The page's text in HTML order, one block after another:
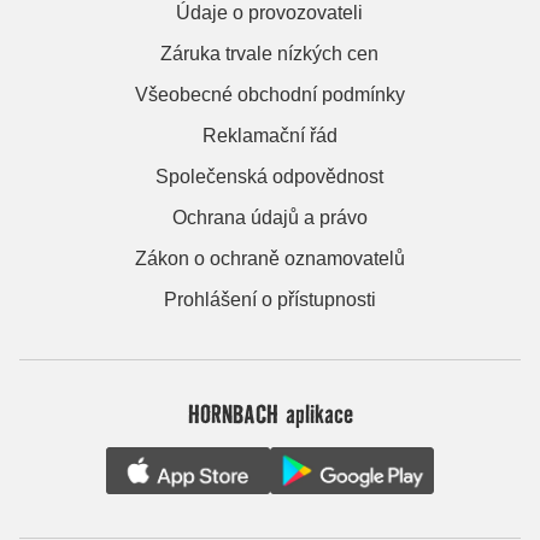
Údaje o provozovateli
Záruka trvale nízkých cen
Všeobecné obchodní podmínky
Reklamační řád
Společenská odpovědnost
Ochrana údajů a právo
Zákon o ochraně oznamovatelů
Prohlášení o přístupnosti
HORNBACH aplikace